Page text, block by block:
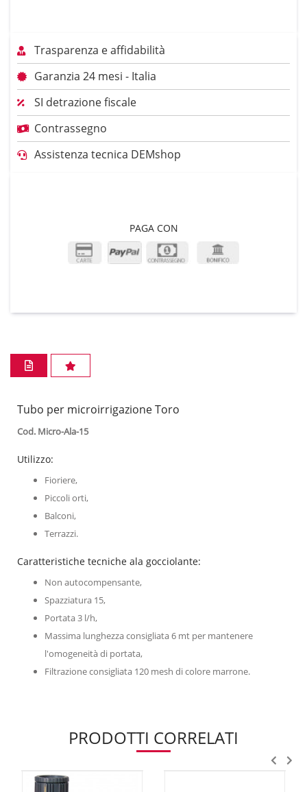
Trasparenza e affidabilità
Garanzia 24 mesi - Italia
SI detrazione fiscale
Contrassegno
Assistenza tecnica DEMshop
PAGA CON
Tubo per microirrigazione Toro
Cod. Micro-Ala-15
Utilizzo:
Fioriere,
Piccoli orti,
Balconi,
Terrazzi.
Caratteristiche tecniche ala gocciolante:
Non autocompensante,
Spazziatura 15,
Portata 3 l/h,
Massima lunghezza consigliata 6 mt per mantenere
l'omogeneità di portata,
Filtrazione consigliata 120 mesh di colore marrone.
PRODOTTI CORRELATI